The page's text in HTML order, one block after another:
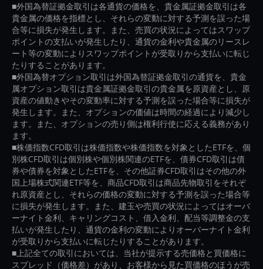
■外国為替証拠金取引は各通貨の価格を、貴金属証拠金取引は各
貴金属の価格を指標とし、それらの変動に対する予測を誤った場
合等に損失が発生します。また、売買の状況によってはスワップ
ポイントの支払いが発生したり、通貨の金利や貴金属のリースレ
ート等の変動によりスワップポイントが受取りから支払いに転じ
たりすることがあります。
■外国為替オプション取引は外国為替証拠金取引の通貨を、貴金
属オプション取引は貴金属証拠金取引の貴金属を原資産とし、原
資産の値動きやその変動率に対する予測を誤った場合等に損失が
発生します。また、オプションの価値は時間の経過により減少し
ます。また、オプションの売り側は権利行使に応える義務があり
ます。
■株価指数CFD取引は株価指数や株価指数を対象としたETFを、個
別株CFD取引は個別株や個別株関連のETFを、債券CFD取引は債
券や債券を対象としたETFを、その他証券CFD取引はその他の外
国上場株式関連ETF等を、商品CFD取引は商品先物取引をそれぞ
れ原資産とし、それらの価格の変動に対する予測を誤った場合等
に損失が発生します。また、建玉や売買の状況によってはオーバ
ーナイト金利、キャリングコスト、借入金利、配当等調整金の支
払いが発生したり、通貨の金利の変動によりオーバーナイト金利
が受取りから支払いに転じたりすることがあります。
■上記全ての取引においては、当社が提示する売価格と買価格に
スプレッド（価格差）があり、お客様から見た買価格のほうが売